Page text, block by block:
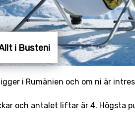
i Busteni
i Rumänien och om ni är
och antalet liftar är 4. Högsta